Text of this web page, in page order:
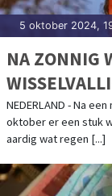
5 oktober 2024,
NA ZONNIG
NEDERLAND - Na
oktober er een stuk
aardig wat regen [...]